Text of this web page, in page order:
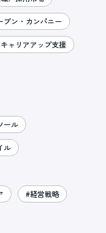
プン・カンパニー
ャリアアップ支援
ール
ル
#経営戦略